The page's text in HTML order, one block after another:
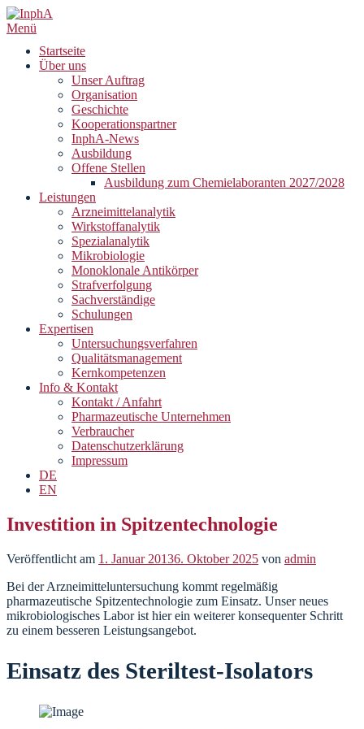
Zum
Inhalt
Menü
Startseite
Über uns
Unser Auftrag
Organisation
Geschichte
Kooperationspartner
InphA-News
Ausbildung
Offene Stellen
Ausbildung zum Chemielaboranten 2027/2028
Leistungen
Arzneimittelanalytik
Wirkstoffanalytik
Spezialanalytik
Mikrobiologie
Monoklonale Antikörper
Strafverfolgung
Sachverständige
Schulungen
Expertisen
Untersuchungsverfahren
Qualitätsmanagement
Kernkompetenzen
Info & Kontakt
Kontakt / Anfahrt
Pharmazeutische Unternehmen
Verbraucher
Datenschutzerklärung
Impressum
DE
EN
Investition in Spitzentechnologie
Veröffentlicht am 1. Januar 20136. Oktober 2025 von admin
Bei der Arzneimitteluntersuchung kommt regelmäßig
pharmazeutische Spitzentechnologie zum Einsatz. Unser neues
mikrobiologisches Labor ist hier ein weiterer konsequenter Schritt
zu einem besseren Leistungsangebot.
Einsatz des Steriltest-Isolators